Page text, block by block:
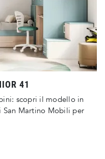
41
scopri il modello in
San Martino Mobili per